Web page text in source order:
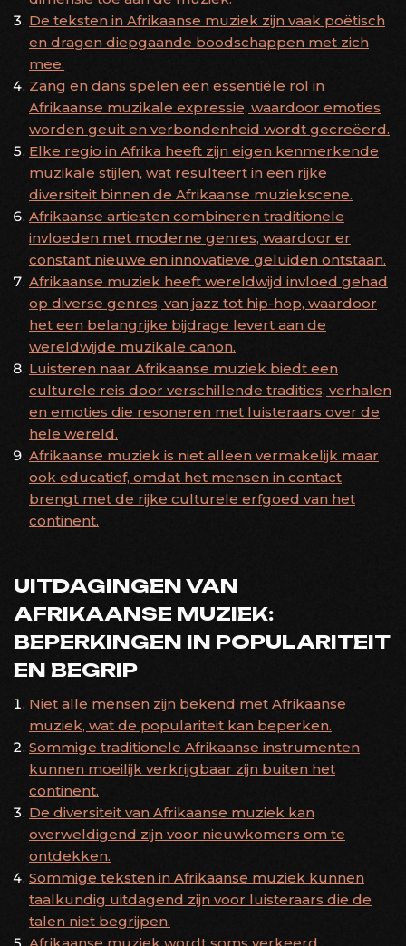
De teksten in Afrikaanse muziek zijn vaak poëtisch
en dragen diepgaande boodschappen met zich
mee.
Zang en dans spelen een essentiële rol in
Afrikaanse muzikale expressie, waardoor emoties
worden geuit en verbondenheid wordt gecreëerd.
Elke regio in Afrika heeft zijn eigen kenmerkende
muzikale stijlen, wat resulteert in een rijke
diversiteit binnen de Afrikaanse muziekscene.
Afrikaanse artiesten combineren traditionele
invloeden met moderne genres, waardoor er
constant nieuwe en innovatieve geluiden ontstaan.
Afrikaanse muziek heeft wereldwijd invloed gehad
op diverse genres, van jazz tot hip-hop, waardoor
het een belangrijke bijdrage levert aan de
wereldwijde muzikale canon.
Luisteren naar Afrikaanse muziek biedt een
culturele reis door verschillende tradities, verhalen
en emoties die resoneren met luisteraars over de
hele wereld.
Afrikaanse muziek is niet alleen vermakelijk maar
ook educatief, omdat het mensen in contact
brengt met de rijke culturele erfgoed van het
continent.
UITDAGINGEN VAN
AFRIKAANSE MUZIEK:
BEPERKINGEN IN POPULARITEIT
EN BEGRIP
Niet alle mensen zijn bekend met Afrikaanse
muziek, wat de populariteit kan beperken.
Sommige traditionele Afrikaanse instrumenten
kunnen moeilijk verkrijgbaar zijn buiten het
continent.
De diversiteit van Afrikaanse muziek kan
overweldigend zijn voor nieuwkomers om te
ontdekken.
Sommige teksten in Afrikaanse muziek kunnen
taalkundig uitdagend zijn voor luisteraars die de
talen niet begrijpen.
Afrikaanse muziek wordt soms verkeerd